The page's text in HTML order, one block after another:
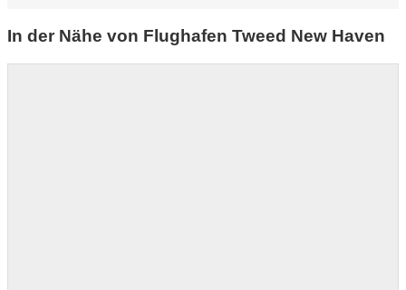
In der Nähe von Flughafen Tweed New Haven